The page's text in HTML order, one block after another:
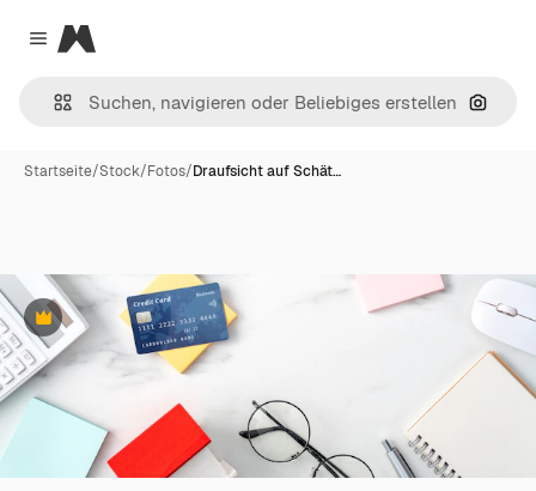
Close menu
Magnific
Nach
Startseite/Stock/Fotos/Draufsicht auf Schät…
Premium